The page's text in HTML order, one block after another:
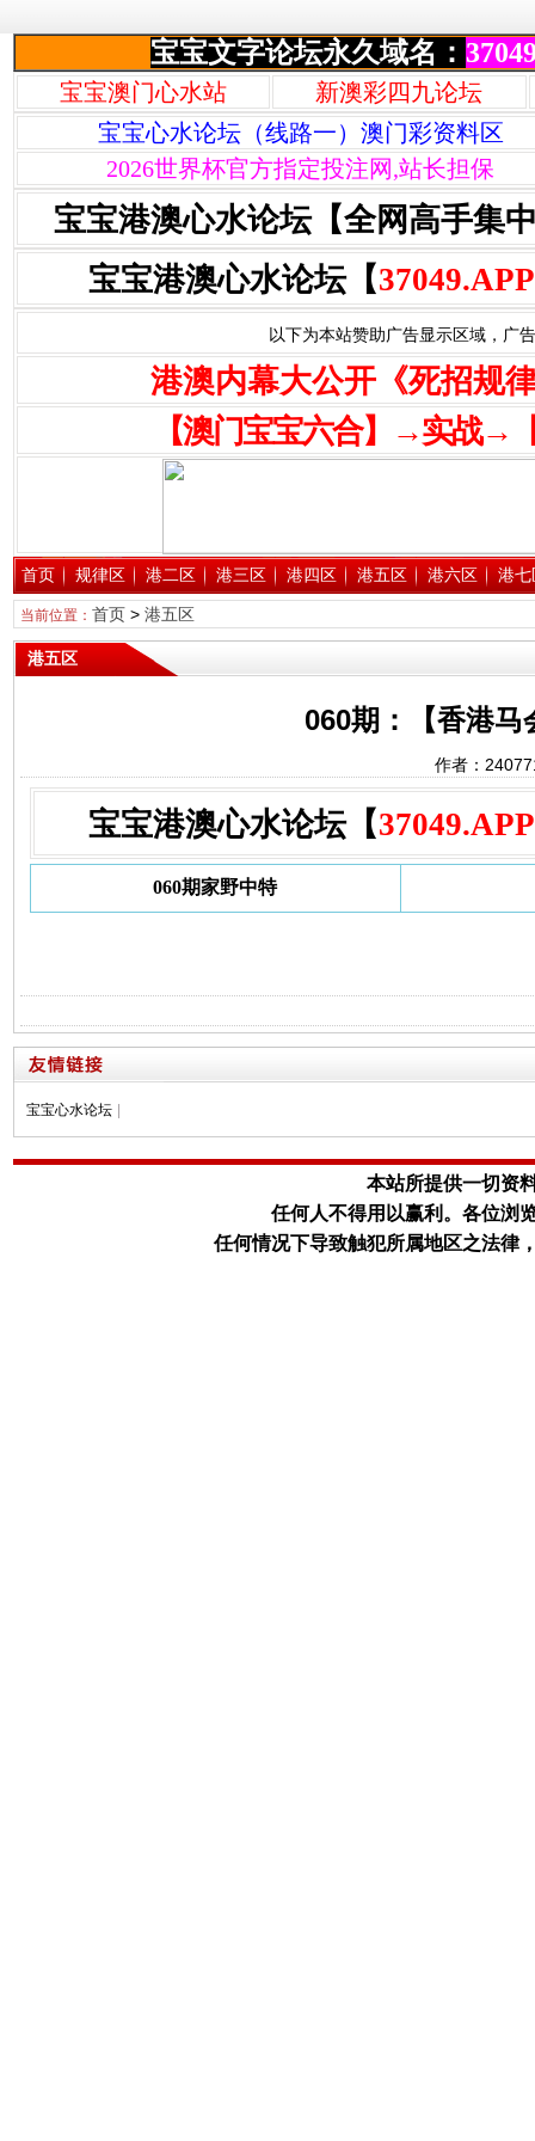
宝宝文字论坛永久域名：
宝宝澳门心水站
新澳彩四九论坛
宝宝心水论坛（线路一）澳门彩资料区
2026世界杯官方指定投注网,站长担保
宝宝港澳心水论坛【全网高手集
宝宝港澳心水论坛【37049.APP
以下为本站赞助广告显示区域，广
港澳内幕大公开《死招规
【澳门宝宝六合】→实战→
首页 规律区 港二区 港三区 港四区 港五区 港六区 港七
当前位置： 首页> 港五区
港五区
060期：【香港
作者：
宝宝港澳心水论坛【37049.APP
060期家野中特
宝宝心水论坛
本站所提供一切资
任何人不得用以赢利。 各位浏
任何情况下导致触犯所属地区之法律